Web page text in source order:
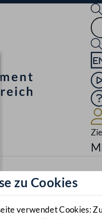
zu Cookies
verwendet Cookies: